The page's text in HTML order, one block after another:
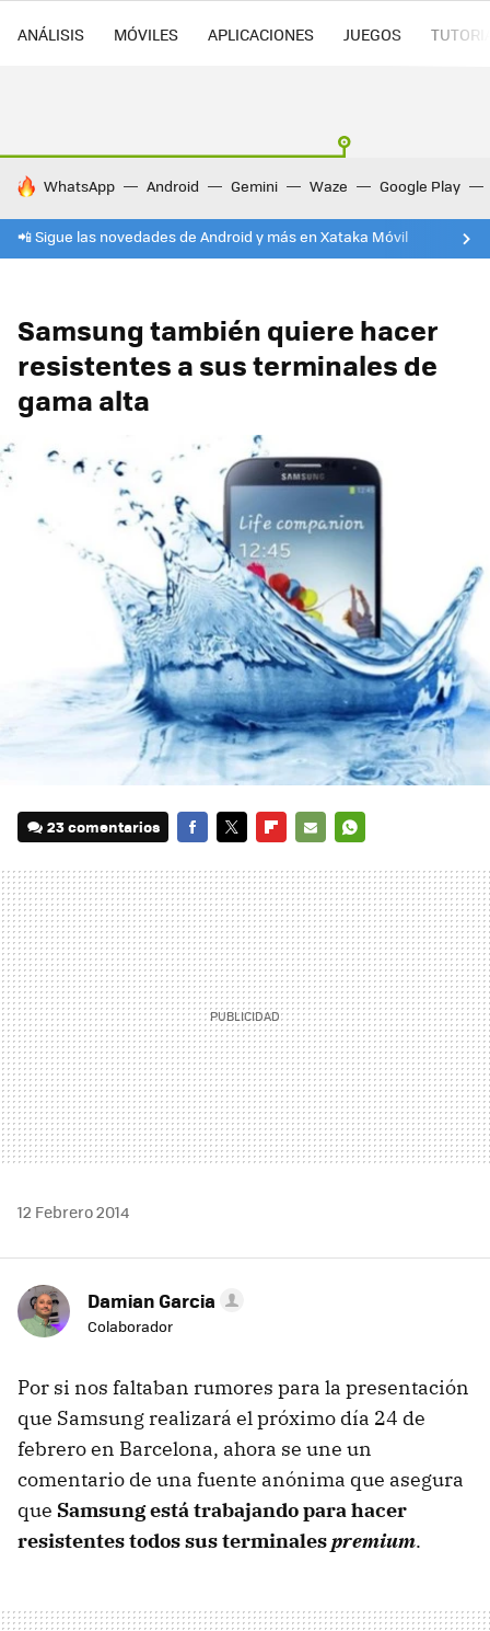
ANÁLISIS MÓVILES APLICACIONES JUEGOS
HOY SE HABLA DE
WhatsApp Android Gemini Waze Google Play
📲 Sigue las novedades de Android y más en Xataka Móvil
Samsung también quiere hacer
resistentes a sus terminales de
gama alta
23 comentarios
MAIL
12 Febrero 2014
Damian Garcia
Colaborador
Por si nos faltaban rumores para la presentación
que Samsung realizará el próximo día 24 de
febrero en Barcelona, ahora se une un
comentario de una fuente anónima que asegura
que Samsung está trabajando para hacer
resistentes todos sus terminalespremium.